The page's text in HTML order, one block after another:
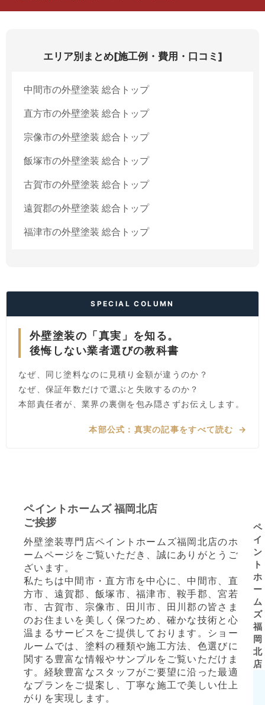
エリア別まとめ[施工例・費用・口コミ]
中間市の外壁塗装 総合トップ
直方市の外壁塗装 総合トップ
宗像市の外壁塗装 総合トップ
飯塚市の外壁塗装 総合トップ
古賀市の外壁塗装 総合トップ
遠賀郡の外壁塗装 総合トップ
福津市の外壁塗装 総合トップ
SPECIAL COLUMN
外壁塗装の「真実」を知る。
後悔しない業者選びの教科書
なぜ、同じ塗料なのに見積り金額が違うのか？
なぜ、保証年数だけで選ぶと失敗するのか？
本部責任者が、業界の裏側を包み隠さずお伝えします。
本部公式：真実の記事をすべて読む
ペイントホームズ 福岡北店
ご挨拶
外壁塗装専門店ペイントホームズ福岡北店のホ
ームページをご覧いただき、誠にありがとうご
ざいます。
私たちは中間市・直方市を中心に、中間市、直
方市、遠賀郡、飯塚市、福津市、鞍手郡、宮若
市、古賀市、宗像市、田川市、田川郡の皆さま
のお住まいを美しく保つため、確かな技術と心
温まるサービスをご提供しております。ショー
ルームでは、塗料の種類や施工方法、色選びに
関する豊富な情報やサンプルをご覧いただけま
す。経験豊富なスタッフがご要望に沿った最適
なプランをご提案し、丁寧な施工で美しい仕上
がりを実現します。
ペ
イ
ン
ト
ホ
ー
ム
ズ
福
岡
北
店